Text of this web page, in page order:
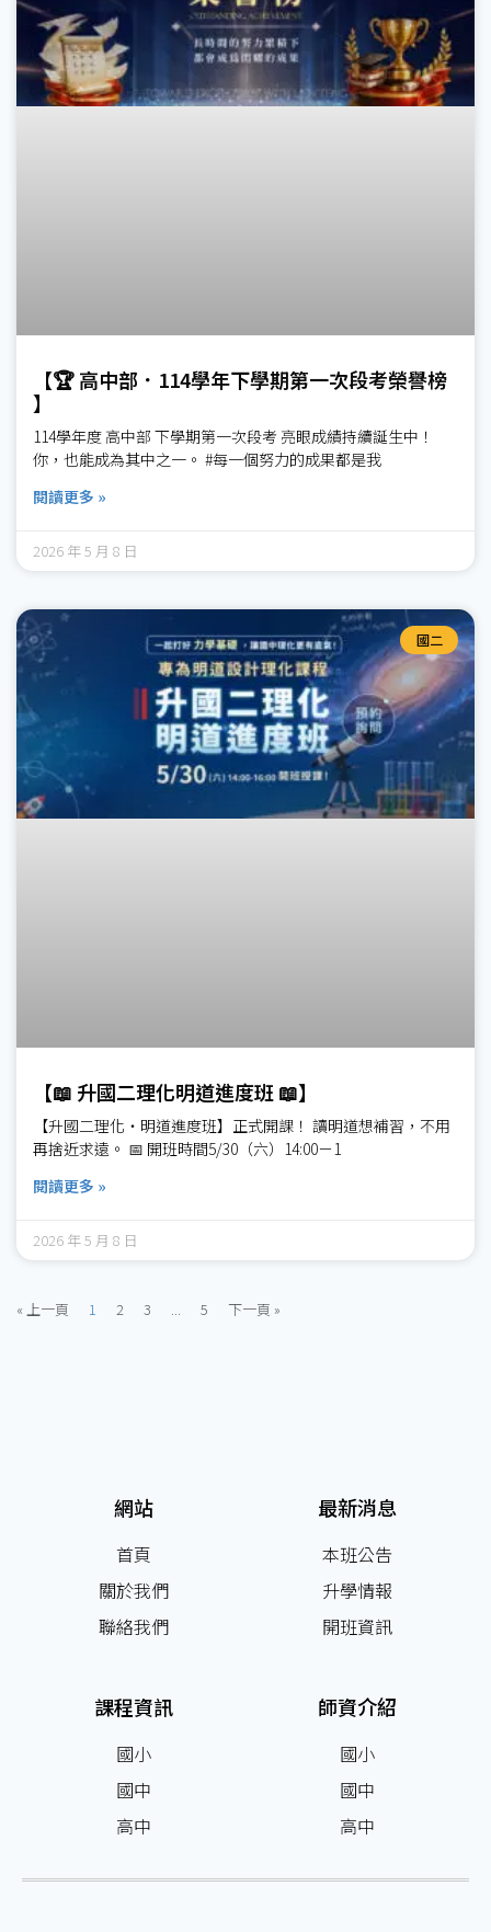
【🏆 高中部．114學年下學期第一次段考榮譽榜
】
114學年度 高中部 下學期第一次段考 亮眼成績持續誕生中！
你，也能成為其中之一。 #每一個努力的成果都是我
閱讀更多 »
2026 年 5 月 8 日
國二
【📖 升國二理化明道進度班 📖】
【升國二理化・明道進度班】正式開課！ 讀明道想補習，不用
再捨近求遠。 📅 開班時間5/30（六）14:00－1
閱讀更多 »
2026 年 5 月 8 日
« 上一頁 1 2 3 ... 5 下一頁 »
網站
首頁
關於我們
聯絡我們
最新消息
本班公告
升學情報
開班資訊
課程資訊
國小
國中
高中
師資介紹
國小
國中
高中